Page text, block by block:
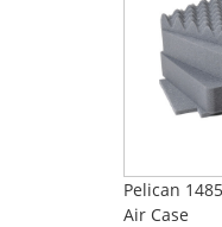
Pelican
Air Case